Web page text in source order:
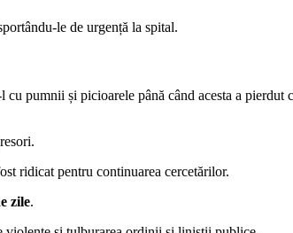
le de urgență la spital.
pumnii și picioarele până când acesta a pierdut
ridicat pentru continuarea cercetărilor.
zile.